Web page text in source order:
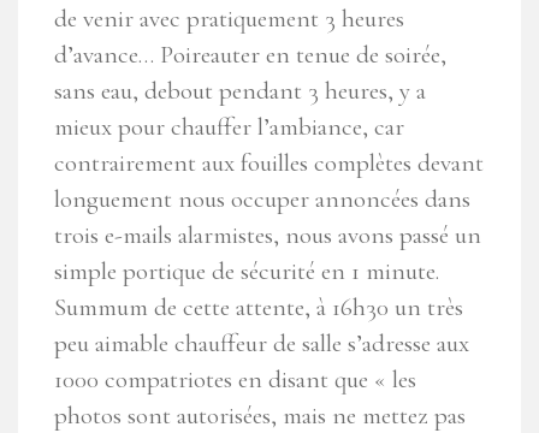
de venir avec pratiquement 3 heures
d’avance… Poireauter en tenue de soirée,
sans eau, debout pendant 3 heures, y a
mieux pour chauffer l’ambiance, car
contrairement aux fouilles complètes devant
longuement nous occuper annoncées dans
trois e-mails alarmistes, nous avons passé un
simple portique de sécurité en 1 minute.
Summum de cette attente, à 16h30 un très
peu aimable chauffeur de salle s’adresse aux
1000 compatriotes en disant que « les
photos sont autorisées, mais ne mettez pas